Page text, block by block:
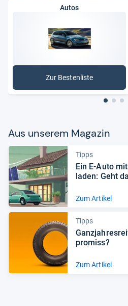
Autos
Zur Bestenliste
: Autos
Aus unse­rem Maga­zin
Tipps
Ein E-​Auto
laden: Geht
Zum Artikel
Tipps
pro­miss?
Zum Artikel